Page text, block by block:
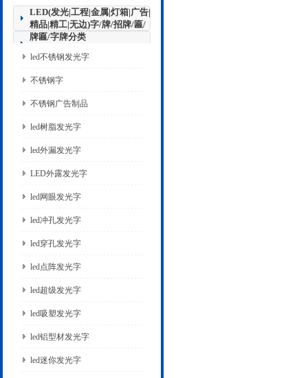
LED(发光|工程|金属|灯箱|广告|
精品|精工|无边)字/牌/招牌/匾/
牌匾/字牌分类
led不锈钢发光字
不锈钢字
不锈钢广告制品
led树脂发光字
led外漏发光字
LED外露发光字
led网眼发光字
led冲孔发光字
led穿孔发光字
led点阵发光字
led超级发光字
led吸塑发光字
led铝型材发光字
led迷你发光字